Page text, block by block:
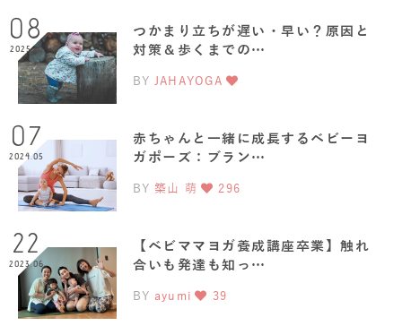
08
2025.10
つかまり立ちが遅い・早い？原因と
対策＆歩くまでの…
BY JAHAYOGA
07
2024.05
赤ちゃんと一緒に成長するベビーヨ
ガポーズ：ブラン…
BY 築山 萌 296
22
2023.06
【ベビママヨガ養成講座卒業】触れ
合いも発達も知っ…
BY ayumi 39